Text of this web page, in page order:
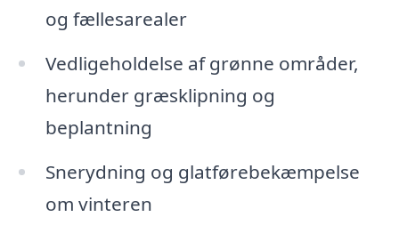
og fællesarealer
Vedligeholdelse af grønne områder,
herunder græsklipning og
beplantning
Snerydning og glatførebekæmpelse
om vinteren